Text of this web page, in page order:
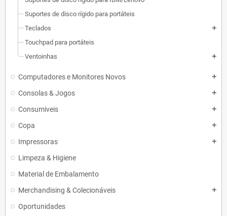
Suportes de disco rígido para portáteis
Teclados
add
Touchpad para portáteis
Ventoinhas
add
Computadores e Monitores Novos add
Consolas & Jogos add
Consumiveis add
Copa add
Impressoras add
Limpeza & Higiene
Material de Embalamento
Merchandising & Colecionáveis
add
Oportunidades